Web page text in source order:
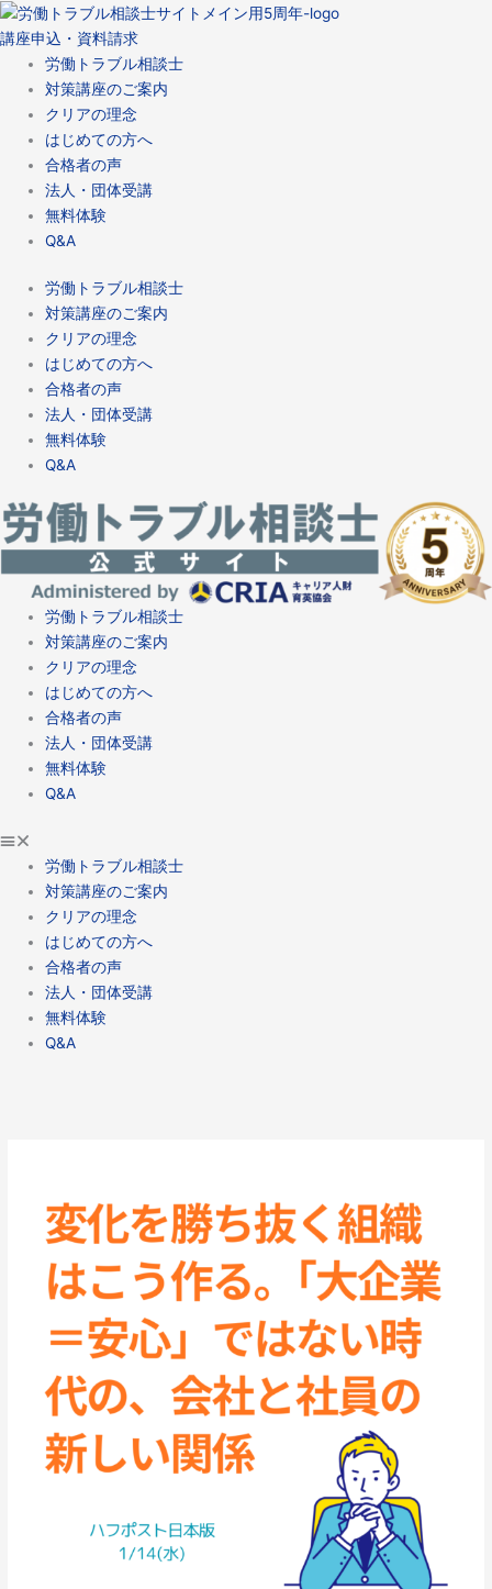
講座申込・資料請求
労働トラブル相談士
対策講座のご案内
クリアの理念
はじめての方へ
合格者の声
法人・団体受講
無料体験
Q&A
労働トラブル相談士
対策講座のご案内
クリアの理念
はじめての方へ
合格者の声
法人・団体受講
無料体験
Q&A
労働トラブル相談士
対策講座のご案内
クリアの理念
はじめての方へ
合格者の声
法人・団体受講
無料体験
Q&A
労働トラブル相談士
対策講座のご案内
クリアの理念
はじめての方へ
合格者の声
法人・団体受講
無料体験
Q&A